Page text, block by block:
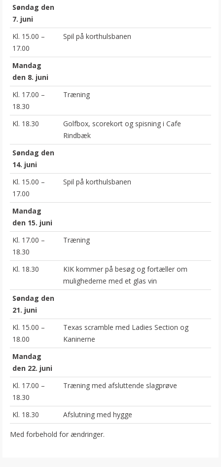
Søndag den
7. juni
Kl. 15.00 –
17.00
Spil på korthulsbanen
Mandag
den 8. juni
Kl. 17.00 –
18.30
Træning
Kl. 18.30
Golfbox, scorekort og spisning i Cafe
Rindbæk
Søndag den
14. juni
Kl. 15.00 –
17.00
Spil på korthulsbanen
Mandag
den 15. juni
Kl. 17.00 –
18.30
Træning
Kl. 18.30
KIK kommer på besøg og fortæller om
mulighederne med et glas vin
Søndag den
21. juni
Kl. 15.00 –
18.00
Texas scramble med Ladies Section og
Kaninerne
Mandag
den 22. juni
Kl. 17.00 –
18.30
Træning med afsluttende slagprøve
Kl. 18.30 Afslutning med hygge
Med forbehold for ændringer.